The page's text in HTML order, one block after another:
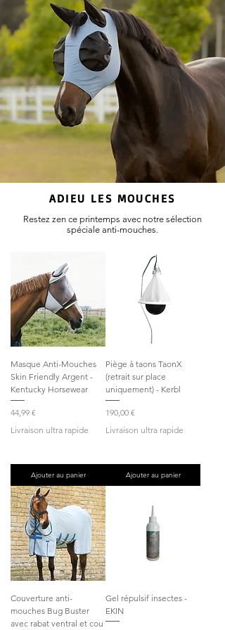
ADIEU LES MOUCHES
Restez zen ce printemps avec notre sélection
spéciale anti-mouches.
Masque Anti-Mouches
Skin Friendly Argent -
Kentucky Horsewear
Prix
44,99 €
Livraison ultra rapide
Ajouter au panier
Piège à taons TaonX
(retrait sur place
uniquement) - Kerbl
Prix
190,00 €
Livraison ultra rapide
Ajouter au panier
Couverture anti-
mouches Bug Buster
avec rabat ventral et cou
Gel répulsif insectes -
EKIN